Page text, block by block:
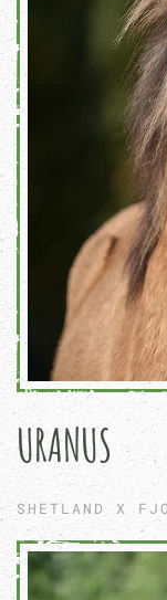
URANUS
SHETLAND X